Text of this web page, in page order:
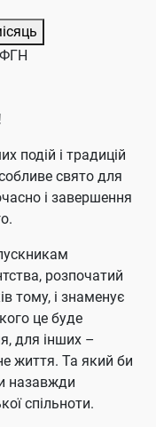
подій і традицій
свято для
і завершення
розпочатий
тому, і знаменує
це буде
для інших –
життя. Та який би
назавжди
спільноти.